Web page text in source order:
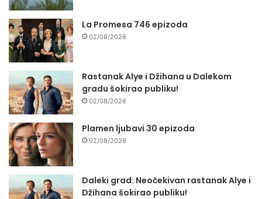
La Promesa 746 epizoda
02/08/2026
Rastanak Alye i Džihana u Dalekom
gradu šokirao publiku!
02/08/2026
Plamen ljubavi 30 epizoda
02/08/2026
Daleki grad: Neočekivan rastanak Alye i
Džihana šokirao publiku!